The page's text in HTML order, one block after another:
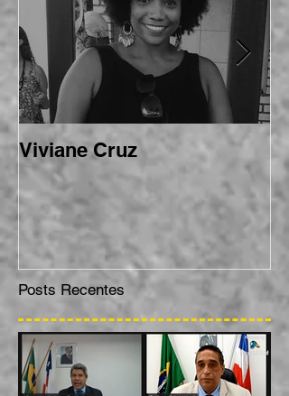
Viviane Cruz
Posts Recentes